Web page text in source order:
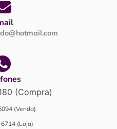
(Compra)
(Venda)
(Loja)